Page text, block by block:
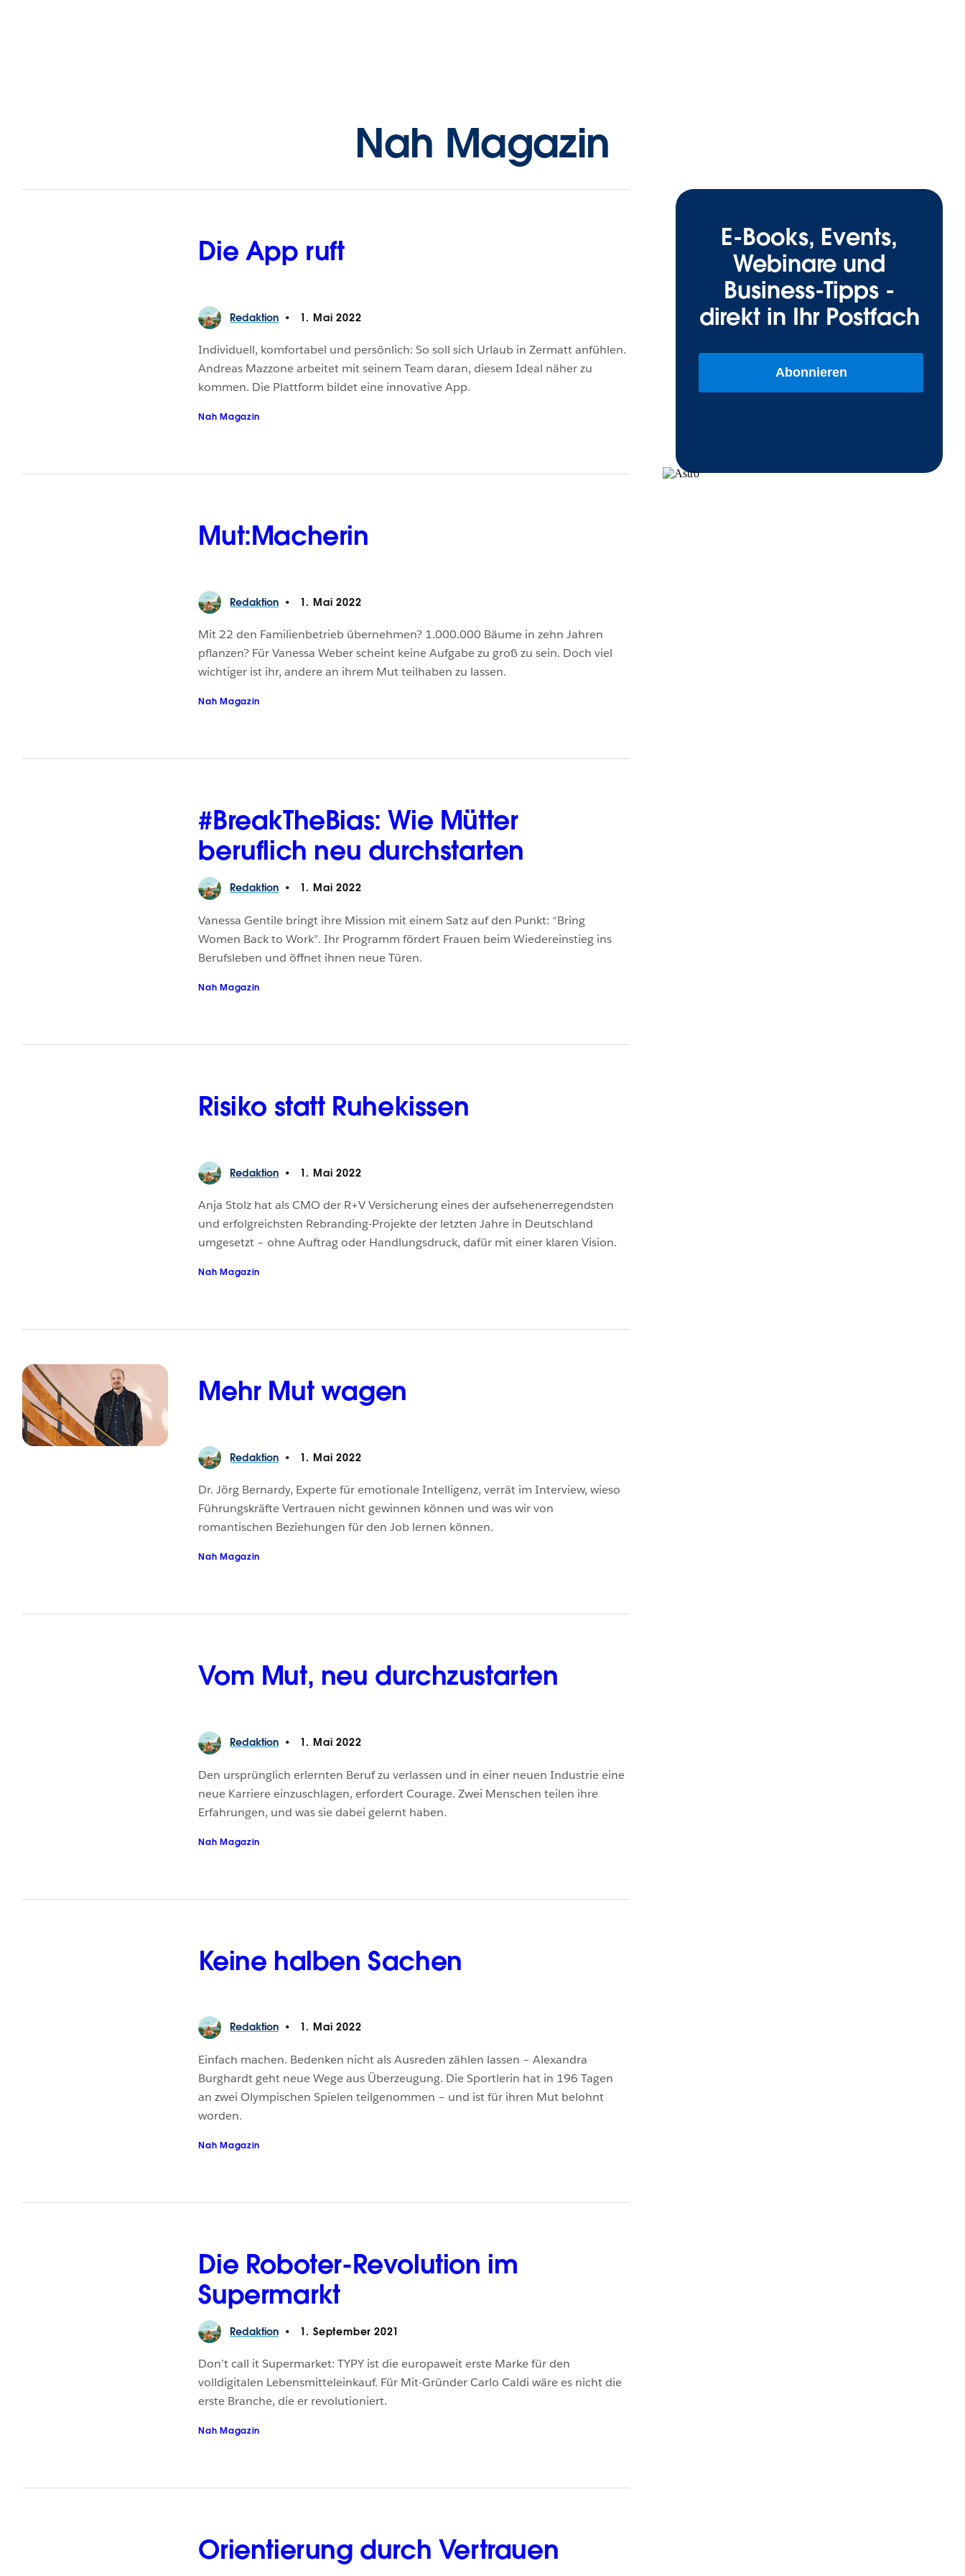
Nah Magazin
Die App ruft
Redaktion 1. Mai 2022
Individuell, komfortabel und persönlich: So soll sich Urlaub in Zermatt anfühlen.
Andreas Mazzone arbeitet mit seinem Team daran, diesem Ideal näher zu
kommen. Die Plattform bildet eine innovative App.
Nah Magazin
Mut:Macherin
Redaktion 1. Mai 2022
Mit 22 den Familienbetrieb übernehmen? 1.000.000 Bäume in zehn Jahren
pflanzen? Für Vanessa Weber scheint keine Aufgabe zu groß zu sein. Doch viel
wichtiger ist ihr, andere an ihrem Mut teilhaben zu lassen.
Nah Magazin
#BreakTheBias: Wie Mütter
beruflich neu durchstarten
Redaktion 1. Mai 2022
Vanessa Gentile bringt ihre Mission mit einem Satz auf den Punkt: “Bring
Women Back to Work”. Ihr Programm fördert Frauen beim Wiedereinstieg ins
Berufsleben und öffnet ihnen neue Türen.
Nah Magazin
Risiko statt Ruhekissen
Redaktion 1. Mai 2022
Anja Stolz hat als CMO der R+V Versicherung eines der aufsehenerregendsten
und erfolgreichsten Rebranding-Projekte der letzten Jahre in Deutschland
umgesetzt – ohne Auftrag oder Handlungsdruck, dafür mit einer klaren Vision.
Nah Magazin
Mehr Mut wagen
Redaktion 1. Mai 2022
Dr. Jörg Bernardy, Experte für emotionale Intelligenz, verrät im Interview, wieso
Führungskräfte Vertrauen nicht gewinnen können und was wir von
romantischen Beziehungen für den Job lernen können.
Nah Magazin
Vom Mut, neu durchzustarten
Redaktion 1. Mai 2022
Den ursprünglich erlernten Beruf zu verlassen und in einer neuen Industrie eine
neue Karriere einzuschlagen, erfordert Courage. Zwei Menschen teilen ihre
Erfahrungen, und was sie dabei gelernt haben.
Nah Magazin
Keine halben Sachen
Redaktion 1. Mai 2022
Einfach machen. Bedenken nicht als Ausreden zählen lassen – Alexandra
Burghardt geht neue Wege aus Überzeugung. Die Sportlerin hat in 196 Tagen
an zwei Olympischen Spielen teilgenommen – und ist für ihren Mut belohnt
worden.
Nah Magazin
Die Roboter-Revolution im
Supermarkt
Redaktion 1. September 2021
Don’t call it Supermarket: TYPY ist die europaweit erste Marke für den
volldigitalen Lebensmitteleinkauf. Für Mit-Gründer Carlo Caldi wäre es nicht die
erste Branche, die er revolutioniert.
Nah Magazin
Orientierung durch Vertrauen
E-Books, Events,
Webinare und
Business-Tipps -
direkt in Ihr Postfach
Abonnieren